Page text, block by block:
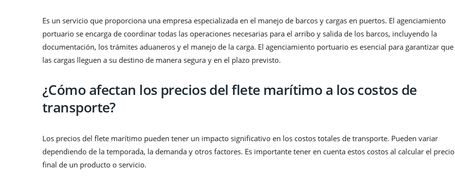
Es un servicio que proporciona una empresa especializada en el manejo de barcos y cargas en puertos. El agenciamiento
portuario se encarga de coordinar todas las operaciones necesarias para el arribo y salida de los barcos, incluyendo la
documentación, los trámites aduaneros y el manejo de la carga. El agenciamiento portuario es esencial para garantizar que
las cargas lleguen a su destino de manera segura y en el plazo previsto.
¿Cómo afectan los precios del flete marítimo a los costos de
transporte?
Los precios del flete marítimo pueden tener un impacto significativo en los costos totales de transporte. Pueden variar
dependiendo de la temporada, la demanda y otros factores. Es importante tener en cuenta estos costos al calcular el precio
final de un producto o servicio.